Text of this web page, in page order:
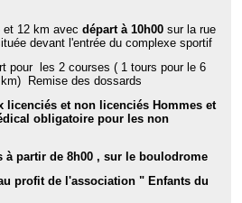
12 km avec départ à 10h00 sur la rue
devant l'entrée du complexe sportif
pour les 2 courses ( 1 tours pour le 6
Remise des dossards
licenciés et non licenciés Hommes et
obligatoire pour les non
à partir de 8h00 , sur le boulodrome
profit de l'association " Enfants du